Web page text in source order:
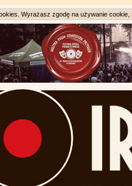
Wyrażasz zgodę na używanie